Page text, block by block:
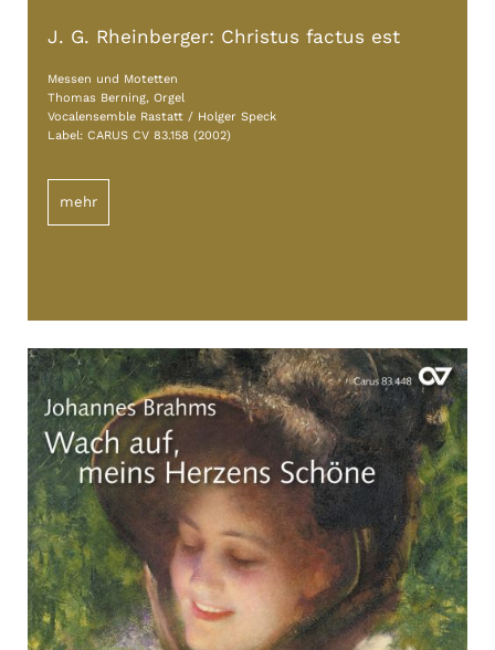
J. G. Rheinberger: Christus factus est
Messen und Motetten
Thomas Berning, Orgel
Vocalensemble Rastatt / Holger Speck
Label: CARUS CV 83.158 (2002)
mehr